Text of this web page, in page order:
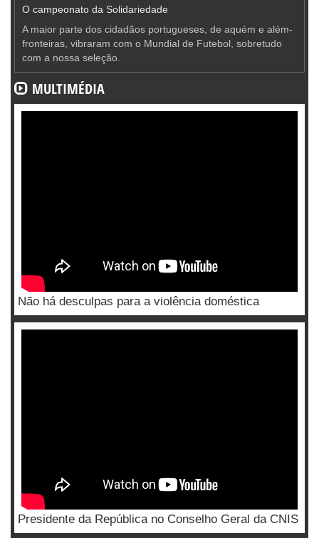
O campeonato da Solidariedade
A maior parte dos cidadãos portugueses, de aquém e além-
fronteiras, vibraram com o Mundial de Futebol, sobretudo
com a nossa seleção.
MULTIMÉDIA
Não há desculpas para a violência doméstica
Presidente da República no Conselho Geral da CNIS